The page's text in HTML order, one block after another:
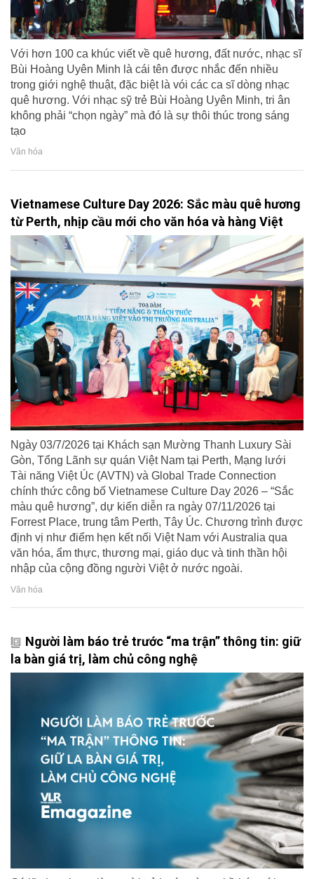
Với hơn 100 ca khúc viết về quê hương, đất nước, nhạc sĩ
Bùi Hoàng Uyên Minh là cái tên được nhắc đến nhiều
trong giới nghệ thuật, đặc biệt là vói các ca sĩ dòng nhạc
quê hương. Với nhạc sỹ trẻ Bùi Hoàng Uyên Minh, tri ân
không phải “chọn ngày” mà đó là sự thôi thúc trong sáng
tạo
Văn hóa
Vietnamese Culture Day 2026: Sắc màu quê hương
từ Perth, nhịp cầu mới cho văn hóa và hàng Việt
Ngày 03/7/2026 tại Khách sạn Mường Thanh Luxury Sài
Gòn, Tổng Lãnh sự quán Việt Nam tại Perth, Mạng lưới
Tài năng Việt Úc (AVTN) và Global Trade Connection
chính thức công bố Vietnamese Culture Day 2026 – “Sắc
màu quê hương”, dự kiến diễn ra ngày 07/11/2026 tại
Forrest Place, trung tâm Perth, Tây Úc. Chương trình được
định vị như điểm hẹn kết nối Việt Nam với Australia qua
văn hóa, ẩm thực, thương mại, giáo dục và tinh thần hội
nhập của cộng đồng người Việt ở nước ngoài.
Văn hóa
Người làm báo trẻ trước “ma trận” thông tin: giữ
la bàn giá trị, làm chủ công nghệ